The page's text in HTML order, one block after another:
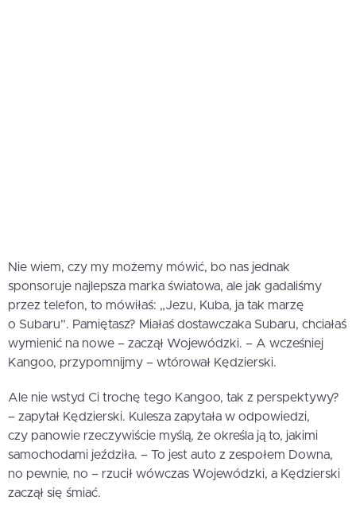
Nie wiem, czy my możemy mówić, bo nas jednak
sponsoruje najlepsza marka światowa, ale jak gadaliśmy
przez telefon, to mówiłaś: „Jezu, Kuba, ja tak marzę
o Subaru”. Pamiętasz? Miałaś dostawczaka Subaru, chciałaś
wymienić na nowe – zaczął Wojewódzki. – A wcześniej
Kangoo, przypomnijmy – wtórował Kędzierski.
Ale nie wstyd Ci trochę tego Kangoo, tak z perspektywy?
– zapytał Kędzierski. Kulesza zapytała w odpowiedzi,
czy panowie rzeczywiście myślą, że określa ją to, jakimi
samochodami jeździła. – To jest auto z zespołem Downa,
no pewnie, no – rzucił wówczas Wojewódzki, a Kędzierski
zaczął się śmiać.